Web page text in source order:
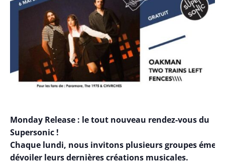
Monday Release : le tout nouveau rendez-vous du
Supersonic !
Chaque lundi, nous invitons plusieurs groupes
dévoiler leurs dernières créations musicales.